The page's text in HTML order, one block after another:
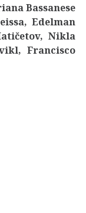
Bassanese
Edelman
Nikla
Francisco